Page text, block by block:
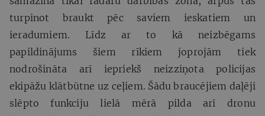
turpinot braukt pēc saviem ieskatiem un
ieradumiem. Līdz ar to kā neizbēgams
papildinājums šiem rīkiem joprojām tiek
nodrošināta arī iepriekš neizziņota policijas
ekipāžu klātbūtne uz ceļiem. Šādu braucējiem daļēji
slēpto funkciju lielā mērā pilda arī dronu